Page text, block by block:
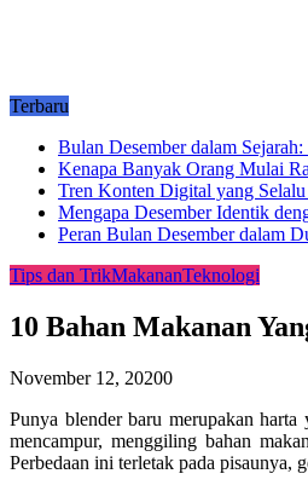
Terbaru
Bulan Desember dalam
Kenapa Banyak Orang Mulai
Tren Konten Digital yang
Mengapa Desember Identik
Peran Bulan Desember dalam
Tips dan TrikMakananTeknologi
10 Bahan Makanan
November 12, 20200
Punya blender baru merupakan
mencampur, menggiling bahan
Perbedaan ini terletak pada pisaunya,